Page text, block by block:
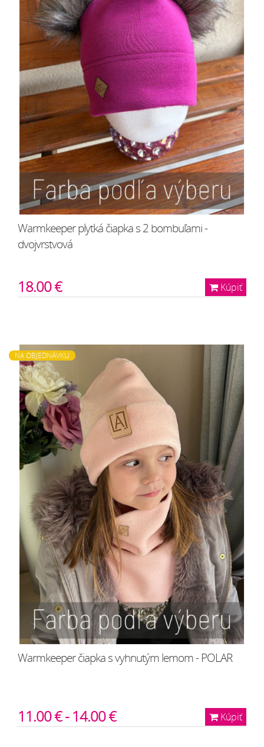
Warmkeeper plytká čiapka s 2 bombuľami -
dvojvrstvová
Kúpiť
18.00 €
NA OBJEDNÁVKU
Warmkeeper čiapka s vyhnutým lemom - POLAR
Kúpiť
11.00 € - 14.00 €